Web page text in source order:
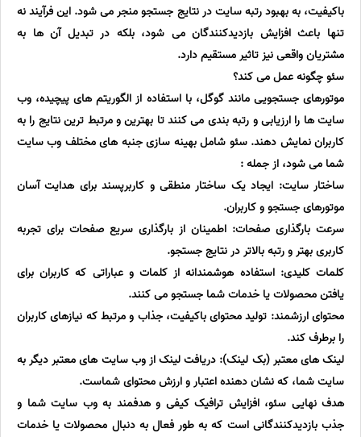
باکیفیت، به بهبود رتبه سایت در نتایج جستجو منجر می شود. این فرآیند نه
تنها باعث افزایش بازدیدکنندگان می شود، بلکه در تبدیل آن ها به
مشتریان واقعی نیز تاثیر مستقیم دارد.
سئو چگونه عمل می کند؟
موتورهای جستجویی مانند گوگل، با استفاده از الگوریتم های پیچیده، وب
سایت ها را ارزیابی و رتبه بندی می کنند تا بهترین و مرتبط ترین نتایج را به
کاربران نمایش دهند. سئو شامل بهینه سازی جنبه های مختلف وب سایت
شما می شود، از جمله :
ساختار سایت: ایجاد یک ساختار منطقی و کاربرپسند برای هدایت آسان
موتورهای جستجو و کاربران.
سرعت بارگذاری صفحات: اطمینان از بارگذاری سریع صفحات برای تجربه
کاربری بهتر و رتبه بالاتر در نتایج جستجو.
کلمات کلیدی: استفاده هوشمندانه از کلمات و عباراتی که کاربران برای
یافتن محصولات یا خدمات شما جستجو می کنند.
محتوای ارزشمند: تولید محتوای باکیفیت، جذاب و مرتبط که نیازهای کاربران
را برطرف کند.
لینک های معتبر (بک لینک): دریافت لینک از وب سایت های معتبر دیگر به
سایت شما، که نشان دهنده اعتبار و ارزش محتوای شماست.
هدف نهایی سئو، افزایش ترافیک کیفی و هدفمند به وب سایت شما و
جذب بازدیدکنندگانی است که به طور فعال به دنبال محصولات یا خدمات